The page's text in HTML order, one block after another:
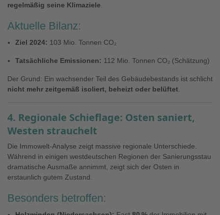
regelmäßig seine Klimaziele
Aktuelle Bilanz:
Ziel 2024: 103 Mio. Tonnen CO₂
Tatsächliche Emissionen: 112 Mio. Tonnen CO₂ (Schätzung)
Der Grund: Ein wachsender Teil des Gebäudebestands ist schlicht
nicht mehr zeitgemäß isoliert, beheizt oder belüftet
4. Regionale Schieflage: Osten saniert,
Westen strauchelt
Die Immowelt-Analyse zeigt massive regionale Unterschiede.
Während in einigen westdeutschen Regionen der Sanierungsstau
dramatische Ausmaße annimmt, zeigt sich der Osten in
erstaunlich gutem Zustand.
Besonders betroffen: